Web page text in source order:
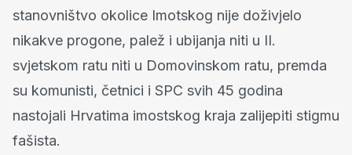
stanovništvo okolice Imotskog nije doživjelo
nikakve progone, palež i ubijanja niti u II.
svjetskom ratu niti u Domovinskom ratu, premda
su komunisti, četnici i SPC svih 45 godina
nastojali Hrvatima imostskog kraja zalijepiti stigmu
fašista.